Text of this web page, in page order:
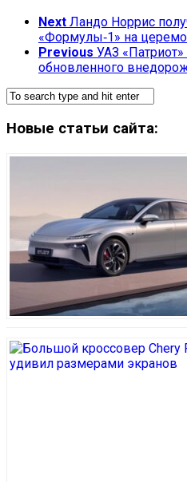
Next Ландо Норрис
«Формулы‑1» на
Previous УАЗ
обновленного
Новые статьи сайта: